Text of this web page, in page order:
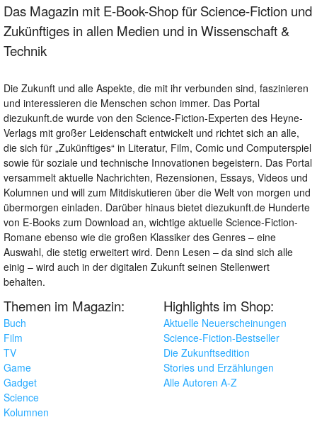
Das Magazin mit E-Book-Shop für Science-Fiction und
Zukünftiges in allen Medien und in Wissenschaft &
Technik
Die Zukunft und alle Aspekte, die mit ihr verbunden sind, faszinieren
und interessieren die Menschen schon immer. Das Portal
diezukunft.de wurde von den Science-Fiction-Experten des Heyne-
Verlags mit großer Leidenschaft entwickelt und richtet sich an alle,
die sich für „Zukünftiges“ in Literatur, Film, Comic und Computerspiel
sowie für soziale und technische Innovationen begeistern. Das Portal
versammelt aktuelle Nachrichten, Rezensionen, Essays, Videos und
Kolumnen und will zum Mitdiskutieren über die Welt von morgen und
übermorgen einladen. Darüber hinaus bietet diezukunft.de Hunderte
von E-Books zum Download an, wichtige aktuelle Science-Fiction-
Romane ebenso wie die großen Klassiker des Genres – eine
Auswahl, die stetig erweitert wird. Denn Lesen – da sind sich alle
einig – wird auch in der digitalen Zukunft seinen Stellenwert
behalten.
Themen im Magazin:
Buch
Film
TV
Game
Gadget
Science
Kolumnen
Highlights im Shop:
Aktuelle Neuerscheinungen
Science-Fiction-Bestseller
Die Zukunftsedition
Stories und Erzählungen
Alle Autoren A-Z